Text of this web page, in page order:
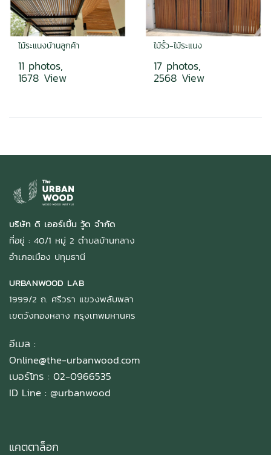
ไม้ระแนงบ้านลูกค้า
11 photos,
1678 View
ไม้รั้ว-ไม้ระแนง
17 photos,
2568 View
บริษัท ดิ เออร์เบิ้น วู้ด จำกัด
ที่อยู่ : 40/1 หมู่ 2 ตำบลบ้านกลาง
อำเภอเมือง ปทุมธานี
URBANWOOD LAB
1999/2 ถ. ศรีวรา แขวงพลับพลา
เขตวังทองหลาง กรุงเทพมหานคร
อีเมล :
Online@the-urbanwood.com
เบอร์โทร : 02-0966535
ID Line : @urbanwood
แคตตาล็อก